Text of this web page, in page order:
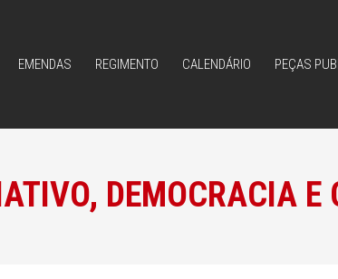
EMENDAS REGIMENTO CALENDÁRIO PEÇAS
DEMOCRACIA E
EMENDAS REGIMENTO CALENDÁRIO PEÇAS